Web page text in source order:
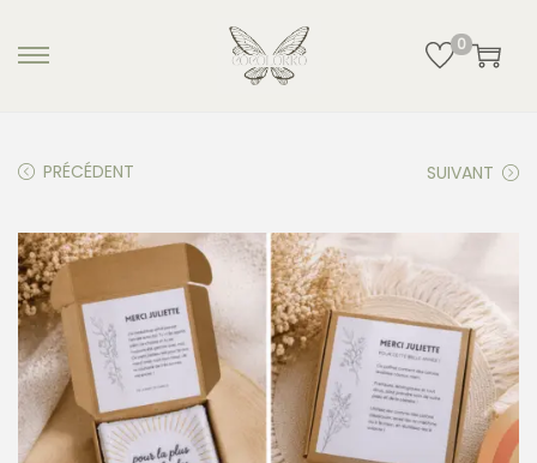
0
PRÉCÉDENT SUIVANT